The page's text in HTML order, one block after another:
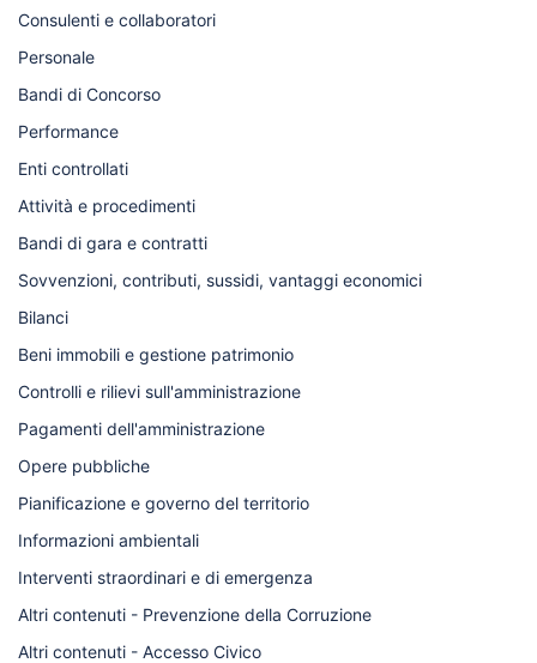
Consulenti e collaboratori
Personale
Bandi di Concorso
Performance
Enti controllati
Attività e procedimenti
Bandi di gara e contratti
Sovvenzioni, contributi, sussidi, vantaggi economici
Bilanci
Beni immobili e gestione patrimonio
Controlli e rilievi sull'amministrazione
Pagamenti dell'amministrazione
Opere pubbliche
Pianificazione e governo del territorio
Informazioni ambientali
Interventi straordinari e di emergenza
Altri contenuti - Prevenzione della Corruzione
Altri contenuti - Accesso Civico